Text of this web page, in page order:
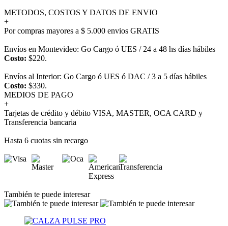
METODOS, COSTOS Y DATOS DE ENVIO
+
Por compras mayores a $ 5.000 envios GRATIS
Envíos en Montevideo: Go Cargo ó UES / 24 a 48 hs días hábiles
Costo: $220.
Envíos al Interior: Go Cargo ó UES ó DAC / 3 a 5 días hábiles
Costo: $330.
MEDIOS DE PAGO
+
Tarjetas de crédito y débito VISA, MASTER, OCA CARD y
Transferencia bancaria
Hasta 6 cuotas sin recargo
También te puede interesar